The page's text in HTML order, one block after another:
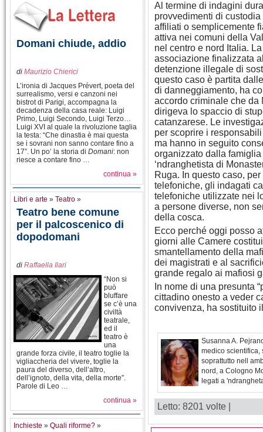
Domani chiude, addio
di Maurizio Chierici
L’ironia di Jacques Prévert, poeta del
surrealismo, versi e canzoni nei
bistrot di Parigi, accompagna la
decadenza della casa reale: Luigi
Primo, Luigi Secondo, Luigi Terzo…
Luigi XVI al quale la rivoluzione taglia
la testa: “Che dinastia è mai questa
se i sovrani non sanno contare fino a
17”. Un po’ la storia di Domani: non
riesce a contare fino …
continua »
Libri e arte » Teatro »
Teatro bene comune
per il palcoscenico di
dopodomani
di Raffaella Ilari
“Non si
può
bluffare
se c’è una
civiltà
teatrale,
ed il
teatro è
una
grande forza civile, il teatro toglie la
vigliaccheria del vivere, toglie la
paura del diverso, dell’altro,
dell’ignoto, della vita, della morte”.
Parole di Leo …
continua »
Inchieste » Quali riforme? »
Al termine di indagini
provvedimenti di
affiliati o semplicemente
attiva nei comuni della
nel centro e nord Italia.
associazione finalizzata
detenzione illegale di
questo caso è partita
di danneggiamento, ha
accordo criminale che da
dirigeva lo spaccio di
catanzarese. Le
per scoprire i
ma hanno in seguito
organizzato dalla
‘ndranghetista di
Ruga. In questo caso,
telefoniche, gli indagati
telefoniche utilizzate nei
a persone diverse, non
della cosca.
Ecco perché oggi posso
giorni alle Camere
smantellamento della
dei magistrati e al
grande regalo ai mafiosi
In nome di una presunta
cittadino onesto a veder
convivenza, ha sostituito
Susanna A.
medico scientifica,
soprattutto nell
nord, a Cologno
legati a
Letto: 8201 volte |